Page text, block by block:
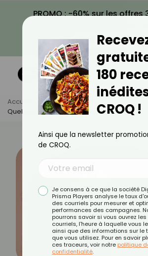
PROMO : -60% sur les offres
VOIR LA PROMO
Accueil Actus
Beauté
Quel Shampoing Utiliser Pour Des Cheveux
180
CROQ !
Ainsi que la newsletter
de CROQ.
Je consens à ce que la société
Prisma Players analyse le taux
des courriels pour mesurer et
performances des campagnes.
pourrons savoir si vous ouvrez les
courriels, l'heure à laquelle vous
ainsi que des informations sur le
que vous utilisez. Pour en savoir
ces traceurs, voir notre politique
confidentialité.